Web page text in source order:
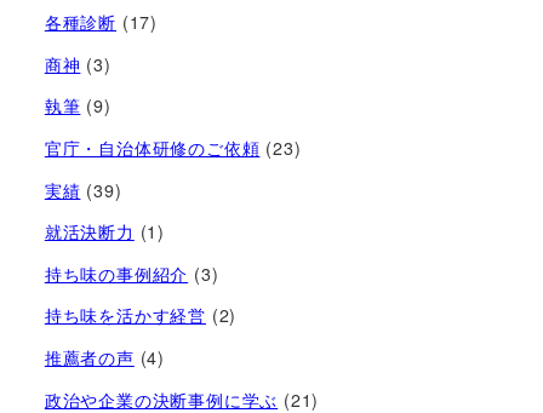
各種診断 (17)
商神 (3)
執筆 (9)
官庁・自治体研修のご依頼 (23)
実績 (39)
就活決断力 (1)
持ち味の事例紹介 (3)
持ち味を活かす経営​ (2)
推薦者の声 (4)
政治や企業の決断事例に学ぶ (21)